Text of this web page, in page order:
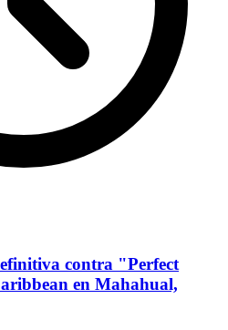
contra "Perfect
en Mahahual,